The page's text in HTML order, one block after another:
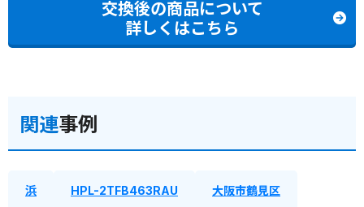
交換後の商品について
詳しくはこちら
関連事例
浜 HPL-2TFB463RAU 大阪市鶴見区